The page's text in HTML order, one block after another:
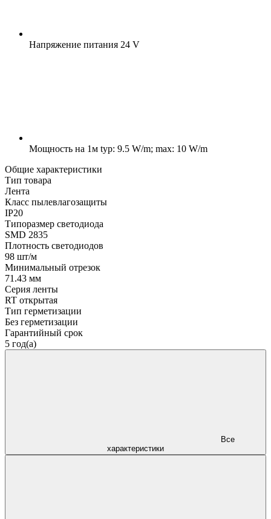
Напряжение питания 24 V
Мощность на 1м typ: 9.5 W/m; max: 10 W/m
Общие характеристики
Тип товара
Лента
Класс пылевлагозащиты
IP20
Типоразмер светодиода
SMD 2835
Плотность светодиодов
98 шт/м
Минимальный отрезок
71.43 мм
Серия ленты
RT открытая
Тип герметизации
Без герметизации
Гарантийный срок
5 год(а)
характеристики